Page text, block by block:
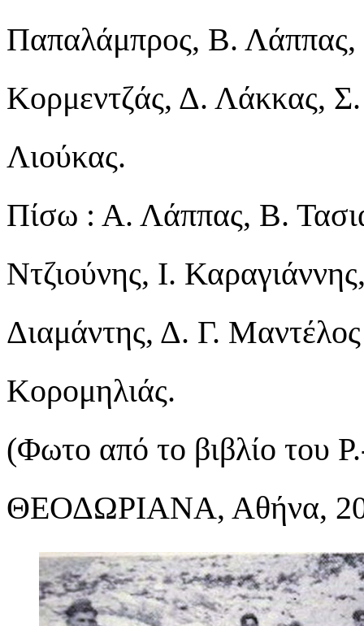
Παπαλάμπρος, Β.
Κορμεντζάς, Δ. Λάκκας,
Λιούκας.
Πίσω : Α. Λάππας, Β.
Ντζιούνης, Ι.
Διαμάντης, Δ. Γ.
Κορομηλιάς.
(Φωτο από το βιβλίο του
ΘΕΟΔΩΡΙΑΝΑ, Αθήνα,